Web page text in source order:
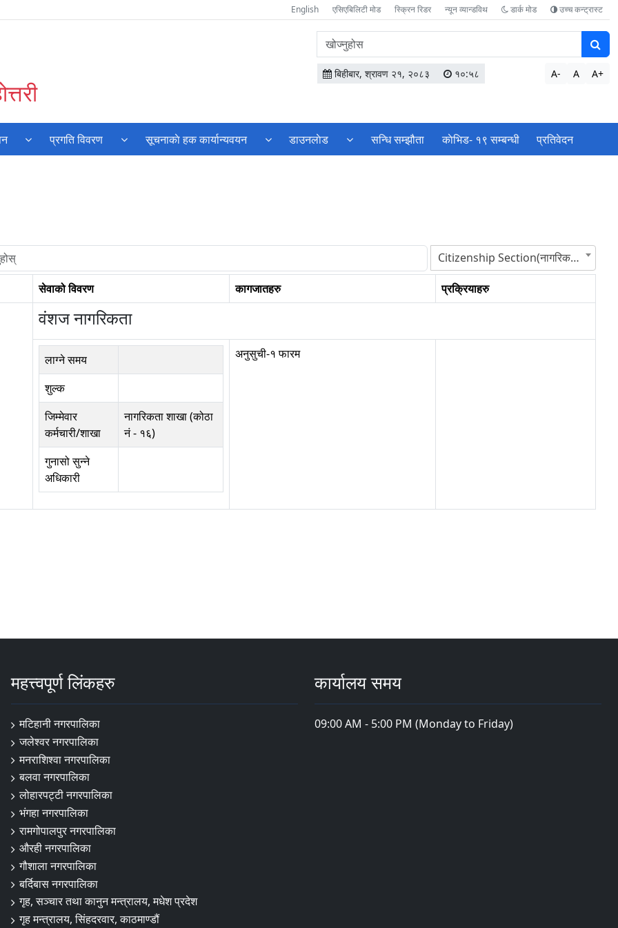
English एसिएबिलिटी मोड स्क्रिन रिडर न्यून व्यान्डविथ डार्क मोड उच्च कन्ट्रास्ट
वेबसाइटमा
सामग्री
खोज्नुहोस
बिहीबार, श्रावण २१, २०८३ १०:५८ A- A A+
प्रगति विवरण सूचनाकाे हक कार्यान्यवयन डाउनलाेड सन्धि सम्झौता काेभिड- १९ सम्बन्धी प्रतिवेदन
Citizenship Section(नागरिकता शाखा)
सेवाको विवरण कागजातहरु प्रक्रियाहरु
व‌ंशज नागरिकता
लाग्ने समय
शुल्क
जिम्मेवार
कर्मचारी/शाखा
नागरिकता शाखा (कोठा
नं - १६)
गुनासो सुन्ने
अधिकारी
अनुसुची-१ फारम
महत्त्वपूर्ण लिंकहरु
मटिहानी नगरपालिका
जलेश्वर नगरपालिका
मनराशिश्वा नगरपालिका
बलवा नगरपालिका
लोहारपट्टी नगरपालिका
भंगहा नगरपालिका
रामगोपालपुर नगरपालिका
औरही नगरपालिका
गौशाला नगरपालिका
बर्दिबास नगरपालिका
गृह, सञ्चार तथा कानुन मन्त्रालय, मधेश प्रदेश
गृह मन्त्रालय, सिंहदरवार, काठमाण्डौं
कार्यालय समय
09:00 AM - 5:00 PM (Monday to Friday)